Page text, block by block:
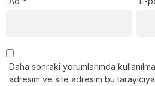
Daha sonraki yorumlarımda
adresim ve site adresim bu